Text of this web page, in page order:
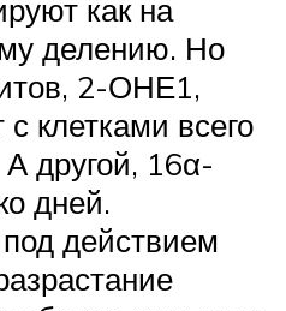
как на
делению. Но
2-ОНЕ1,
клетками всего
А другой, 16α-
дней.
действием